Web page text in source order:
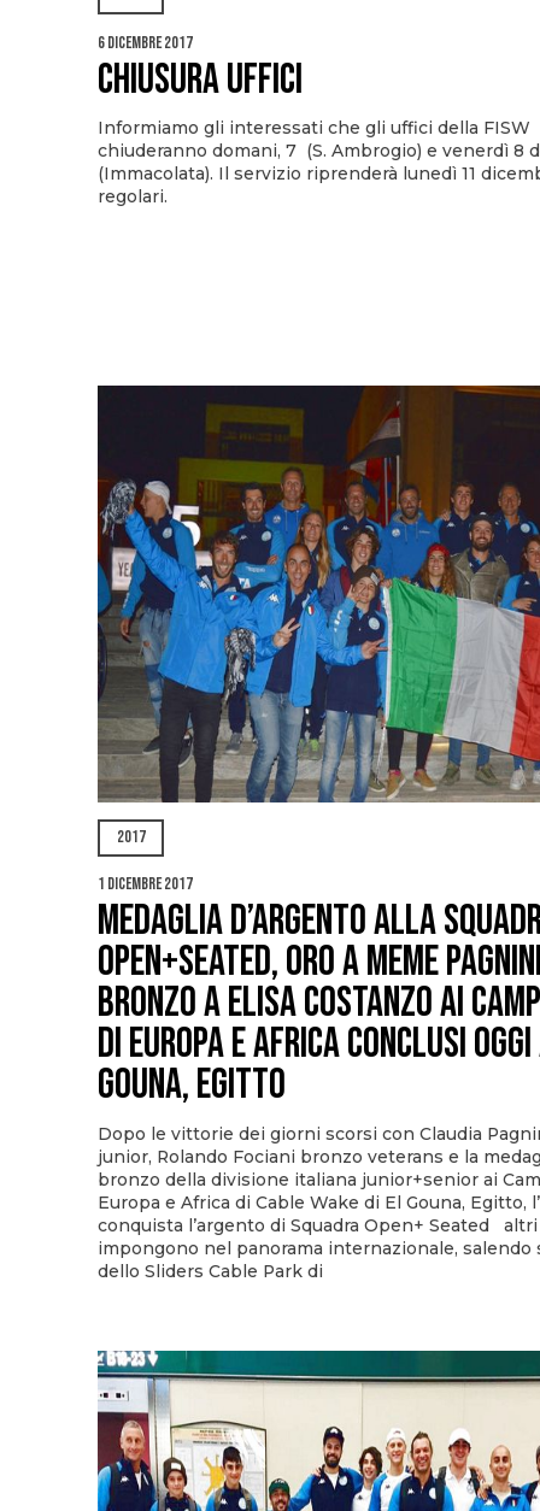
6 Dicembre 2017
CHIUSURA UFFICI
Informiamo gli interessati che gli uffici della FISW
chiuderanno domani, 7 (S. Ambrogio) e venerdì 8
(Immacolata). Il servizio riprenderà lunedì 11
regolari.
2017
1 Dicembre 2017
MEDAGLIA D’ARGENTO ALLA
OPEN+SEATED, ORO A MEME
BRONZO A ELISA COSTANZO AI
DI EUROPA E AFRICA CONCLUSI
GOUNA, EGITTO
Dopo le vittorie dei giorni scorsi con Claudia
junior, Rolando Fociani bronzo veterans e la
bronzo della divisione italiana junior+senior ai
Europa e Africa di Cable Wake di El Gouna, Egitto,
conquista l’argento di Squadra Open+ Seated
impongono nel panorama internazionale, salendo
dello Sliders Cable Park di